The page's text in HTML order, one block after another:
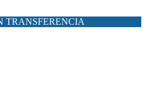
TRANSFERENCIA